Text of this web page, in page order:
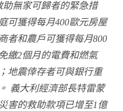
助無家可歸者的緊急措
可獲得每月400歐元房屋
者和農戶可獲得每月800
繳2個月的電費和燃氣
地震倖存者可與銀行重
義大利經濟部長特雷蒙
害的救助款項已增至1億